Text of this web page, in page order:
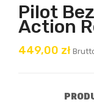
Pilot
Action
449,00 zł